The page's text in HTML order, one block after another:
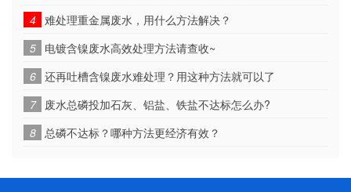
4 难处理重金属废水，用什么方法解决？
5
电镀含镍废水高效处理方法请查收~
6 还再吐槽含镍废水难处理？用这种方法就可以了
7
废水总磷投加石灰、铝盐、铁盐不达标怎么办?
8
总磷不达标？哪种方法更经济有效？